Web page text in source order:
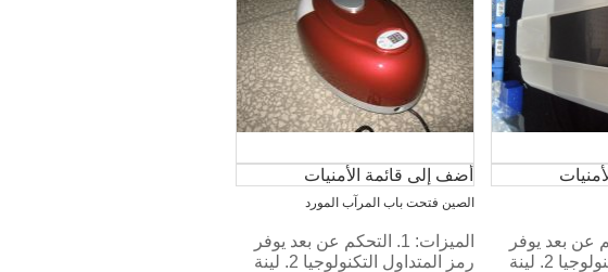
التحكم عن بعد يوفر
رمز المتداول التكنولوجيا 2. لينة
أضف إلى قائمة الأمنيات
الصين فتحت باب المرآب المورد
الميزات: 1. التحكم عن بعد يوفر
رمز المتداول التكنولوجيا 2. لينة